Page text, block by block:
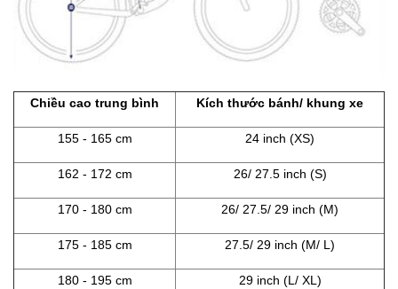
Chiều cao trung bình Kích thước bánh/ khung xe
155 - 165 cm 24 inch (XS)
162 - 172 cm 26/ 27.5 inch (S)
170 - 180 cm 26/ 27.5/ 29 inch (M)
175 - 185 cm 27.5/ 29 inch (M/ L)
180 - 195 cm 29 inch (L/ XL)